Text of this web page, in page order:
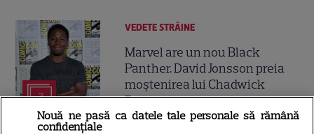
3
VEDETE STRĂINE
Marvel are un nou Black
Panther. David Jonsson preia
moștenirea lui Chadwick
Boseman
Nouă ne pasă ca datele tale personale să rămână
confidențiale